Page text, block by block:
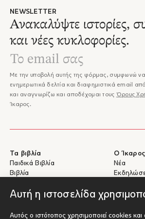
Αυτή η ιστοσελίδα
Αυτός ο ιστότοπος χρησιμοποιεί cookies και
NEWSLETTER
Ανακαλύψτε ιστορίες,
και νέες κυκλοφορίες.
Με την υποβολή αυτής της φόρμας, συμφωνώ
ενημερωτικά δελτία και διαφημιστικά email
και αναγνωρίζω και αποδέχομαι τους Όρους
Ίκαρος.
Τα βιβλία
Παιδικά Βιβλία
Βιβλία
Ο Ίκαρος
Νέα
Βοήθεια Για